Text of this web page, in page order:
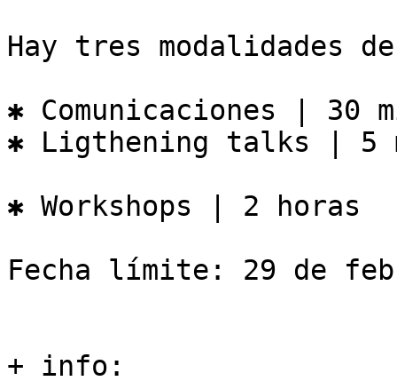
Hay tres modalidades
✱ Comunicaciones | 30
✱ Ligthening talks | 5
✱ Workshops | 2 horas
Fecha límite: 29 de